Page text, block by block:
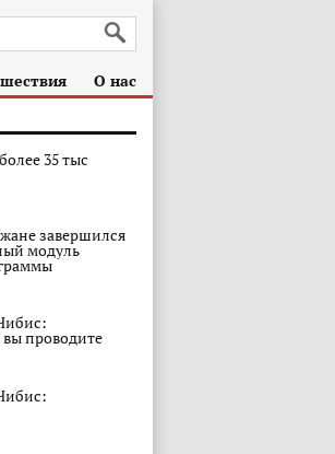
О нас
35 тыс
завершился
модуль
вы проводите